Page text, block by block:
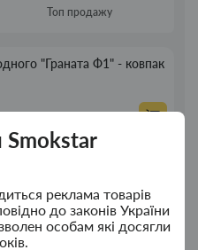
Smokstar
реклама товарів
до законів України
особам які досягли
Топ продажу
"Граната Ф1" - ковпак